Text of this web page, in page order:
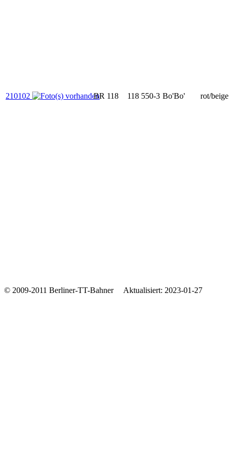
210102 BR 118 118 550-3 Bo'Bo' rot/beige
© 2009-2011 Berliner-TT-Bahner Aktualisiert: 2023-01-27